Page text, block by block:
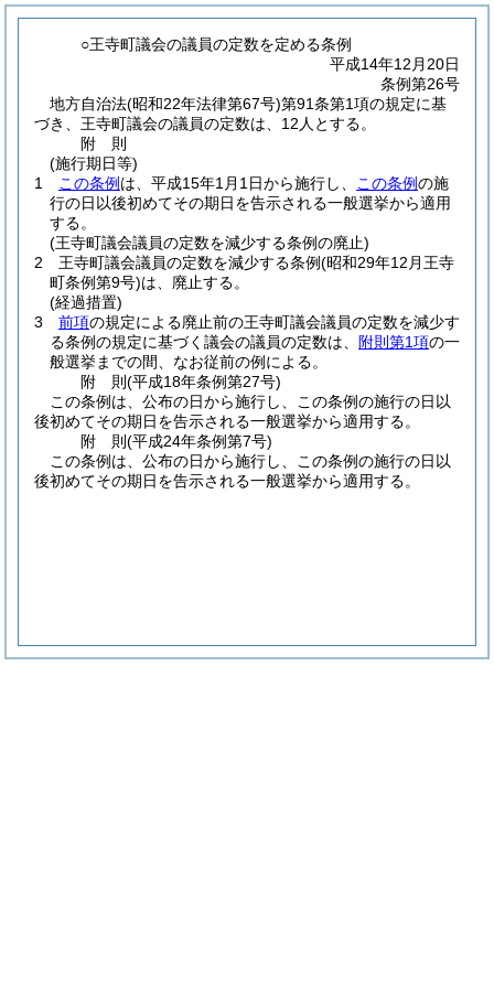
○王寺町議会の議員の定数を定める条例
平成14年12月20日
条例第26号
地方自治法(昭和22年法律第67号)第91条第1項の規定に基
づき、王寺町議会の議員の定数は、12人とする。
附 則
(施行期日等)
1
この条例 は、平成15年1月1日から施行し、 この条例の施
行の日以後初めてその期日を告示される一般選挙から適用
する。
(王寺町議会議員の定数を減少する条例の廃止)
2
王寺町議会議員の定数を減少する条例(昭和29年12月王寺
町条例第9号)は、廃止する。
(経過措置)
3
前項の規定による廃止前の王寺町議会議員の定数を減少す
る条例の規定に基づく議会の議員の定数は、
附則第1項の一
般選挙までの間、なお従前の例による。
附 則(平成18年条例第27号)
この条例は、公布の日から施行し、この条例の施行の日以
後初めてその期日を告示される一般選挙から適用する。
附 則(平成24年条例第7号)
この条例は、公布の日から施行し、この条例の施行の日以
後初めてその期日を告示される一般選挙から適用する。